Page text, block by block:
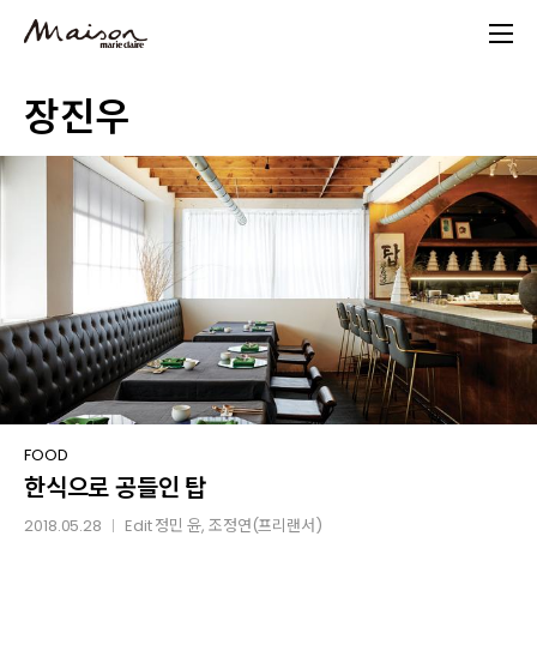
content
장진우
한식으로
공들인
탑
FOOD
한식으로 공들인 탑
2018.05.28 Edit정민 윤, 조정연(프리랜서)